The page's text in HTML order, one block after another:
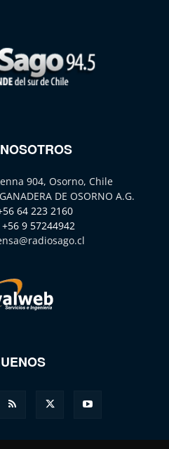
904, Osorno, Chile
DE OSORNO A.G.
64 223 2160
+56 9 57244942